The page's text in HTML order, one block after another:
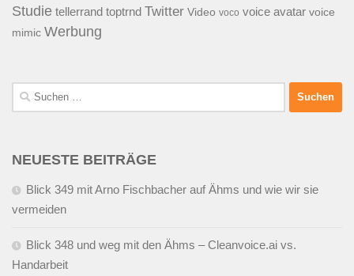
Studie tellerrand toptrnd Twitter Video voco voice avatar voice
mimic Werbung
Suchen
nach:
NEUESTE BEITRÄGE
Blick 349 mit Arno Fischbacher auf Ähms und wie wir sie
vermeiden
Blick 348 und weg mit den Ähms – Cleanvoice.ai vs.
Handarbeit